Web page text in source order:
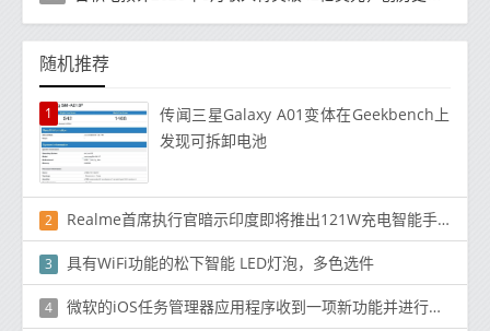
随机推荐
1
传闻三星Galaxy A01变体在Geekbench上
发现可拆卸电池
2 Realme首席执行官暗示印度即将推出121W充电智能手机
3 具有WiFi功能的松下智能 LED灯泡，多色选件
4 微软的iOS任务管理器应用程序收到一项新功能并进行了更新